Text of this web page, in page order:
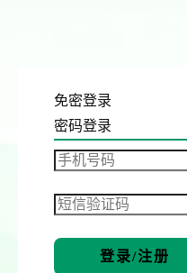
免密登录
密码登录
登录/注册